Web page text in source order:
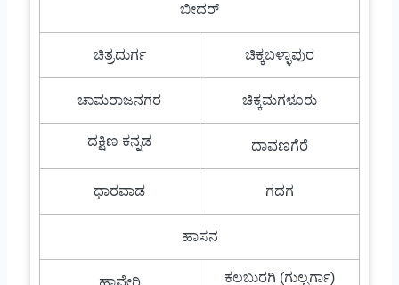
ಬೀದರ್
ಚಿತ್ರದುರ್ಗ ಚಿಕ್ಕಬಳ್ಳಾಪುರ
ಚಾಮರಾಜನಗರ ಚಿಕ್ಕಮಗಳೂರು
ದಕ್ಷಿಣ ಕನ್ನಡ ದಾವಣಗೆರೆ
ಧಾರವಾಡ ಗದಗ
ಹಾಸನ
ಹಾವೇರಿ ಕಲಬುರಗಿ (ಗುಲ್ಬರ್ಗಾ)